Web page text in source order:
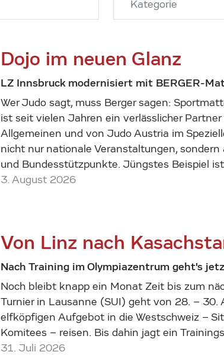
Dojo im neuen Glanz
LZ Innsbruck modernisiert mit BERGER-
Wer Judo sagt, muss Berger sagen:
ist seit vielen Jahren ein verlässlicher
Allgemeinen und von Judo Austria im
nicht nur nationale Veranstaltungen,
und Bundesstützpunkte. Jüngstes Beispiel
3. August 2026
Von Linz nach
Nach Training im Olympiazentrum geht's
Noch bleibt knapp ein Monat Zeit bis zum
Turnier in Lausanne (SUI) geht von 28. – 30.
elfköpfigen Aufgebot in die Westschweiz –
Komitees – reisen. Bis dahin jagt ein
31. Juli 2026